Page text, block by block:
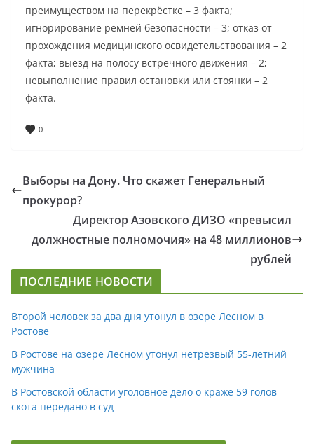
преимуществом на перекрёстке – 3 факта;
игнорирование ремней безопасности – 3; отказ от
прохождения медицинского освидетельствования – 2
факта; выезд на полосу встречного движения – 2;
невыполнение правил остановки или стоянки – 2
факта.
0
Выборы на Дону. Что скажет Генеральный
прокурор?
Директор Азовского ДИЗО «превысил
должностные полномочия» на 48 миллионов
рублей
ПОСЛЕДНИЕ НОВОСТИ
Второй человек за два дня утонул в озере Лесном в
Ростове
В Ростове на озере Лесном утонул нетрезвый 55-летний
мужчина
В Ростовской области уголовное дело о краже 59 голов
скота передано в суд